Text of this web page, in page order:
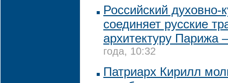
Российский духовно-
соединяет русские
архитектуру Парижа
года, 10:32
Патриарх Кирилл